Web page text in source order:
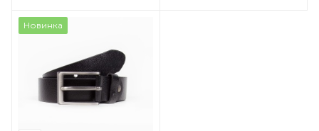
Новинка